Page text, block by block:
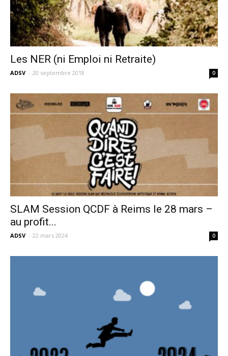
Les NER (ni Emploi ni Retraite)
ADSV - 20 septembre 2018 0
SLAM Session QCDF à Reims le 28 mars –
au profit...
ADSV - 22 mars 2024 0